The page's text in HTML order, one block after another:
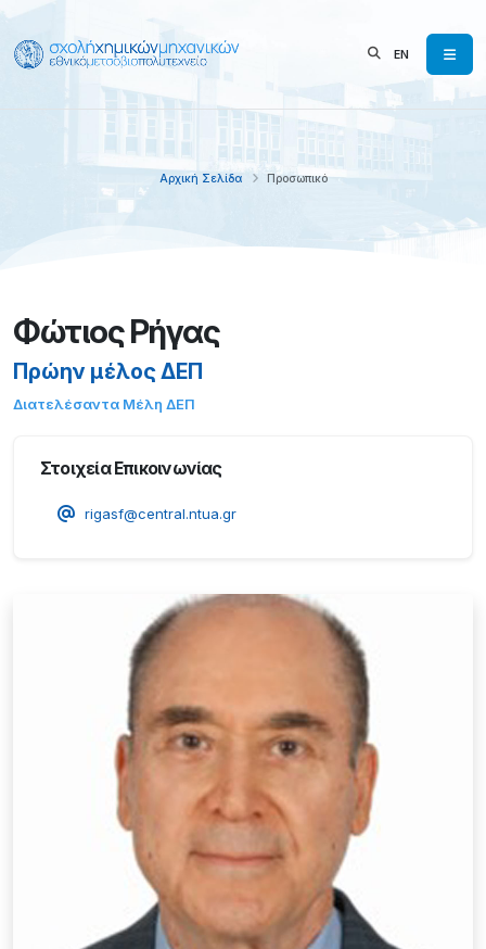
EN
Αρχική Σελίδα Προσωπικό
Φώτιος Ρήγας
Πρώην μέλος ΔΕΠ
Διατελέσαντα Μέλη ΔΕΠ
Στοιχεία Επικοινωνίας
rigasf@central.ntua.gr